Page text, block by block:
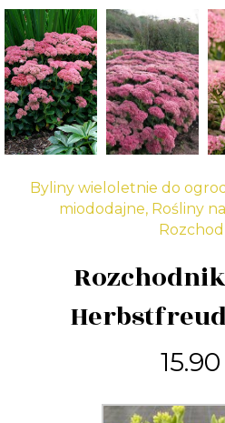
Byliny wieloletnie do
miododajne, Rośliny
15.90